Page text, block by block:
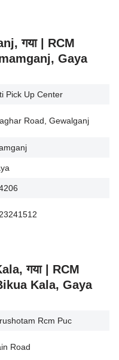
गया | RCM
Gaya
Pick Up Center
Road, Gewalganj
गया | RCM
Kala, Gaya
Rcm Puc
Road